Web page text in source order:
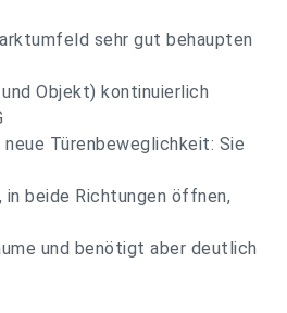
sehr gut behaupten
Objekt) kontinuierlich
Türenbeweglichkeit: Sie
in beide Richtungen öffnen,
und benötigt aber deutlich